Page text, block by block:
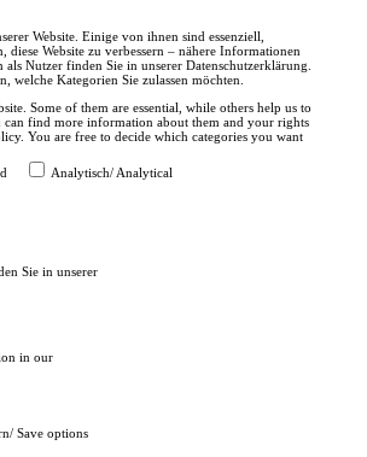
Website. Einige von ihnen sind essenziell,
diese Website zu verbessern – nähere Informationen
Nutzer finden Sie in unserer Datenschutzerklärung.
welche Kategorien Sie zulassen möchten.
Some of them are essential, while others help us to
can find more information about them and your rights
You are free to decide which categories you want
Analytisch/ Analytical
Sie in unserer
in our
Save options